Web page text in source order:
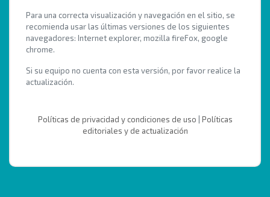
Para una correcta visualización y navegación en el sitio, se
recomienda usar las últimas versiones de los siguientes
navegadores: Internet explorer, mozilla fireFox, google
chrome.
Si su equipo no cuenta con esta versión, por favor realice la
actualización.
Políticas de privacidad y condiciones de uso
Políticas
editoriales y de actualización